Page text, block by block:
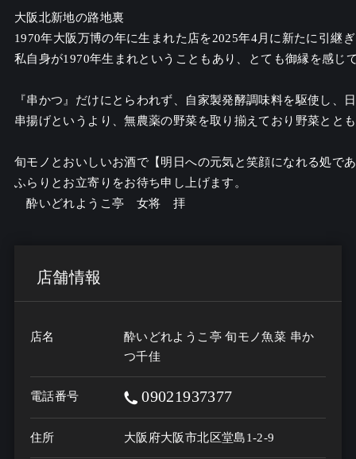
大阪北新地の路地裏
1970年大阪万博の年に生まれた店を2025年4月に新たに引継
私自身が1970年生まれということもあり、とても御縁を感じ
『串かつ』だけにとらわれず、自家製発酵調味料を駆使し
串揚げというより、無農薬の野菜を取り揃えており野菜とと
旬モノとおいしいお酒で【明日への元気と笑顔になれる処で
ふらりとお立寄りをお待ち申し上げます。
酔いどれようこ亭　女将　拝
店舗情報
店名
酔いどれようこ亭 旬モノ魚菜 串か
つ千佳
電話番号 09021937377
住所 大阪府大阪市北区堂島1-2-9